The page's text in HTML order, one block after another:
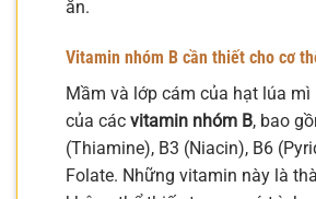
ăn.
Vitamin nhóm B cần thiết cho cơ
Mầm và lớp cám của hạt lúa mì
của các vitamin nhóm B, bao
(Thiamine), B3 (Niacin), B6
Folate. Những vitamin này là